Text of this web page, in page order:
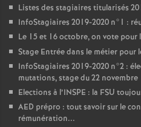
Listes des stagiaires titularisés
InfoStagiaires 2019-2020 n°1 :
Le 15 et 16 octobre, on vote pour
Stage Entrée dans le métier pour
InfoStagiaires 2019-2020 n°2 :
mutations, stage du 22 novembre
Elections à l’INSPE : la FSU
AED prépro : tout savoir sur le
rémunération...